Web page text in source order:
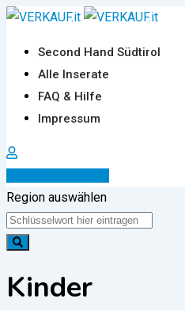
Zum
springen
Second Hand Südtirol
Alle Inserate
FAQ & Hilfe
Impressum
Region auswählen
Kinder